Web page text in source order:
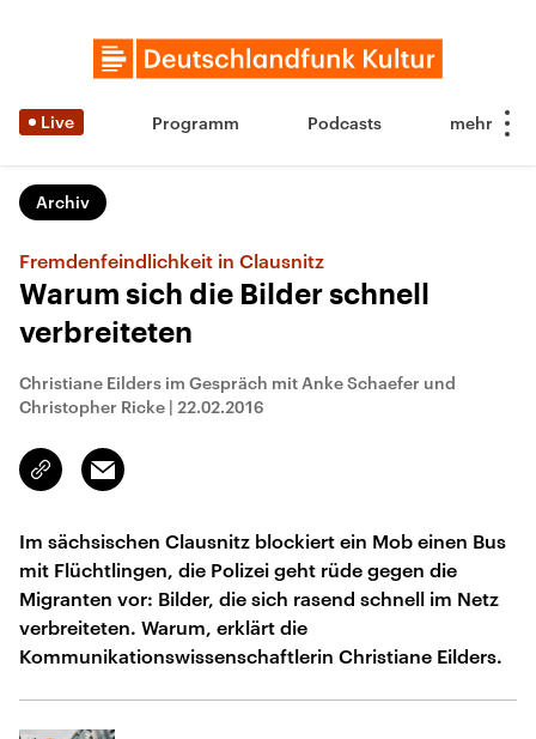
Live Programm Podcasts
Archiv
Fremdenfeindlichkeit in Clausnitz
Warum sich die Bilder schnell
verbreiteten
Christiane Eilders im Gespräch mit Anke Schaefer und
Christopher Ricke | 22.02.2016
Link
kopieren/teilen
Email
Im sächsischen Clausnitz blockiert ein Mob einen Bus
mit Flüchtlingen, die Polizei geht rüde gegen die
Migranten vor: Bilder, die sich rasend schnell im Netz
verbreiteten. Warum, erklärt die
Kommunikationswissenschaftlerin Christiane Eilders.